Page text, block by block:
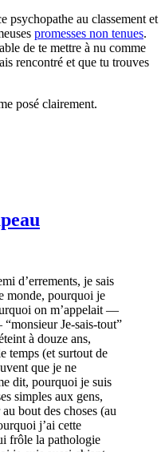
psychopathe au classement et
promesses non tenues.
de te mettre à nu comme
rencontré et que tu trouves
posé clairement.
d’errements, je sais
monde, pourquoi je
on m’appelait —
Je-sais-tout”
à douze ans,
temps (et surtout de
que je ne
dit, pourquoi je suis
simples aux gens,
bout des choses (au
j’ai cette
frôle la pathologie